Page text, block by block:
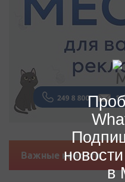
Важные новости
в